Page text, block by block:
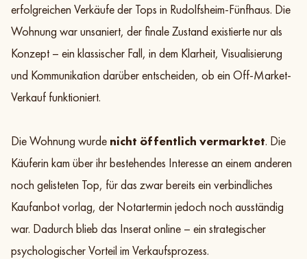
erfolgreichen Verkäufe der Tops in Rudolfsheim-Fünfhaus. Die
Wohnung war unsaniert, der finale Zustand existierte nur als
Konzept – ein klassischer Fall, in dem Klarheit, Visualisierung
und Kommunikation darüber entscheiden, ob ein Off-Market-
Verkauf funktioniert.
Die Wohnung wurde nicht öffentlich vermarktet. Die
Käuferin kam über ihr bestehendes Interesse an einem anderen
noch gelisteten Top, für das zwar bereits ein verbindliches
Kaufanbot vorlag, der Notartermin jedoch noch ausständig
war. Dadurch blieb das Inserat online – ein strategischer
psychologischer Vorteil im Verkaufsprozess.